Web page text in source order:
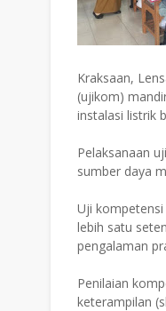
Kraksaan,
(ujikom)
instalasi listrik
Pelaksanaan
sumber daya
Uji
lebih satu
pengalaman
Penilaian
keterampilan